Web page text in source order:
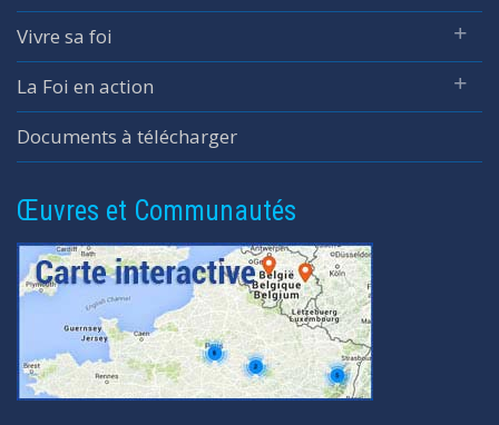
Vivre sa foi
La Foi en action
Documents à télécharger
Œuvres et Communautés